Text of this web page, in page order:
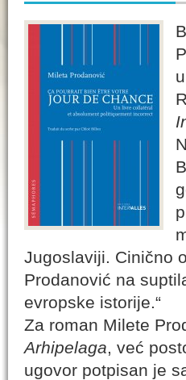
Jugoslaviji. Cinično
Prodanović na
evropske istorije.“
Za roman Milete
Arhipelaga, već
ugovor potpisan je